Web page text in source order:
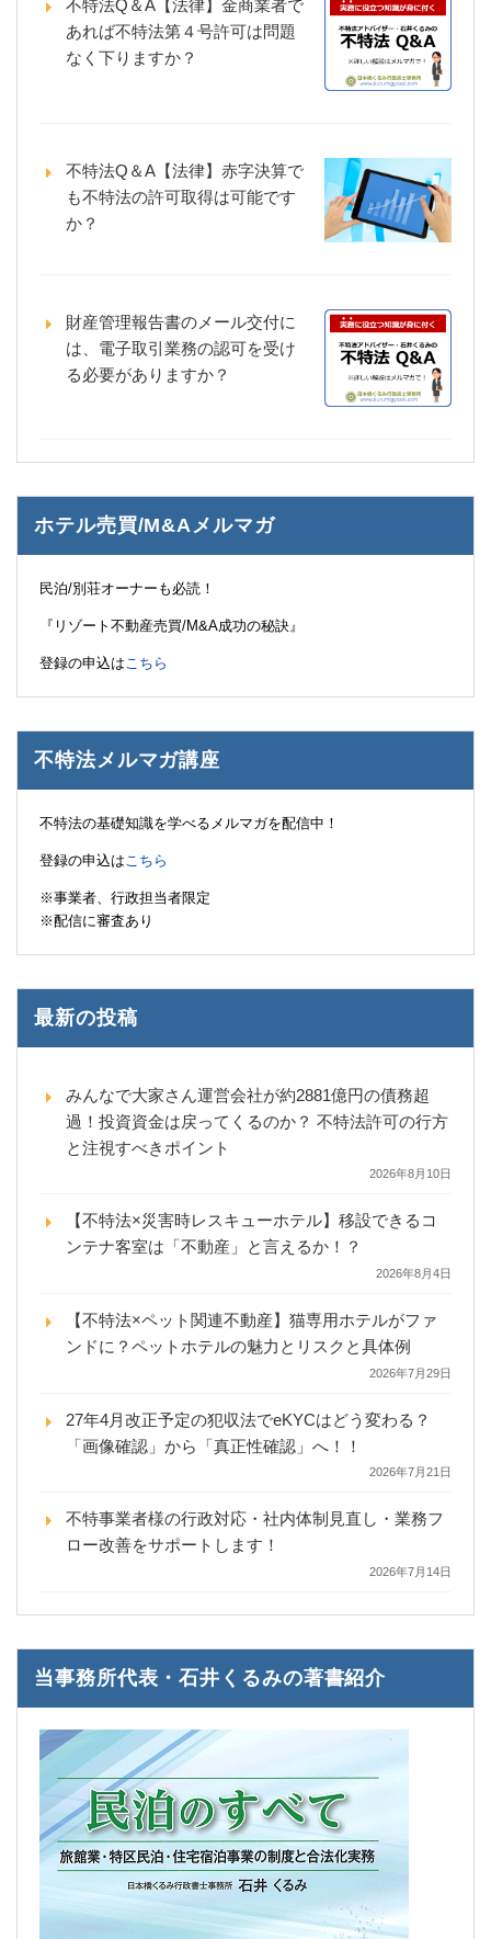
不特法Q＆A【法律】金商業者で
あれば不特法第４号許可は問題
なく下りますか？
不特法Q＆A【法律】赤字決算で
も不特法の許可取得は可能です
か？
財産管理報告書のメール交付に
は、電子取引業務の認可を受け
る必要がありますか？
ホテル売買/M&Aメルマガ
民泊/別荘オーナーも必読！
『リゾート不動産売買/M&A成功の秘訣』
登録の申込は こちら
不特法メルマガ講座
不特法の基礎知識を学べるメルマガを配信中！
登録の申込は こちら
※事業者、行政担当者限定
※配信に審査あり
最新の投稿
みんなで大家さん運営会社が約2881億円の債務超
過！投資資金は戻ってくるのか？ 不特法許可の行方
と注視すべきポイント
2026年8月10日
【不特法×災害時レスキューホテル】移設できるコ
ンテナ客室は「不動産」と言えるか！？
2026年8月4日
【不特法×ペット関連不動産】猫専用ホテルがファ
ンドに？ペットホテルの魅力とリスクと具体例
2026年7月29日
27年4月改正予定の犯収法でeKYCはどう変わる？
「画像確認」から「真正性確認」へ！！
2026年7月21日
不特事業者様の行政対応・社内体制見直し・業務フ
ロー改善をサポートします！
2026年7月14日
当事務所代表・石井くるみの著書紹介